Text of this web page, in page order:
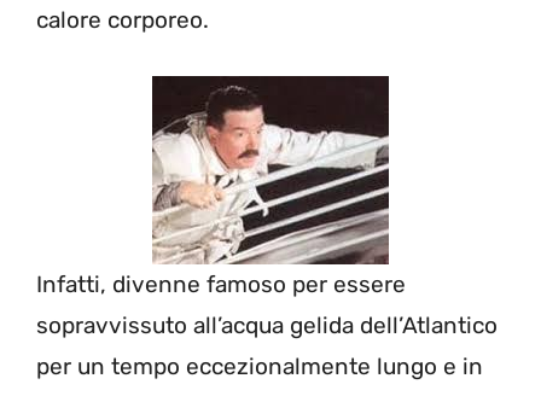
calore corporeo.
Infatti, divenne famoso per essere
sopravvissuto all’acqua gelida dell’Atlantico
per un tempo eccezionalmente lungo e in